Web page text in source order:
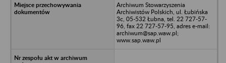
Archiwum Stowarzyszenia
Archiwistów Polskich, ul. Łubińska
3c, 05-532 Łubna, tel. 22 727-57-
96, fax 22 727-57-95, adres e-mail:
archiwum@sap.waw.pl;
www.sap.waw.pl